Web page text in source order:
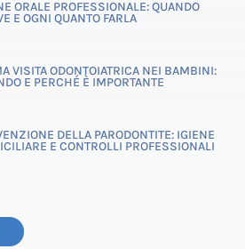
ORALE PROFESSIONALE: QUANDO
E OGNI QUANTO FARLA
VISITA ODONTOIATRICA NEI BAMBINI:
E PERCHÉ È IMPORTANTE
DELLA PARODONTITE: IGIENE
E CONTROLLI PROFESSIONALI